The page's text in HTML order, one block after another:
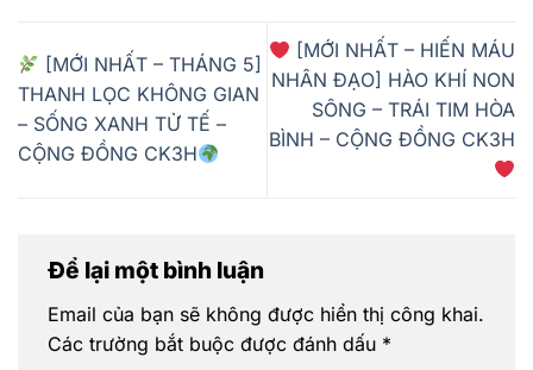
[MỚI NHẤT – THÁNG 5]
THANH LỌC KHÔNG GIAN
– SỐNG XANH TỬ TẾ –
CỘNG ĐỒNG CK3H
[MỚI NHẤT – HIẾN MÁU
NHÂN ĐẠO] HÀO KHÍ NON
SÔNG – TRÁI TIM HÒA
BÌNH – CỘNG ĐỒNG CK3H
Để lại một bình luận
Email của bạn sẽ không được hiển thị công khai.
Các trường bắt buộc được đánh dấu *